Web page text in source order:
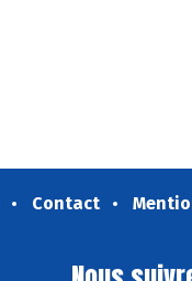
Contact